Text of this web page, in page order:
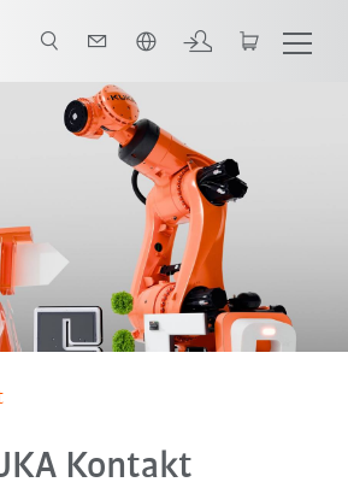
Kontakt